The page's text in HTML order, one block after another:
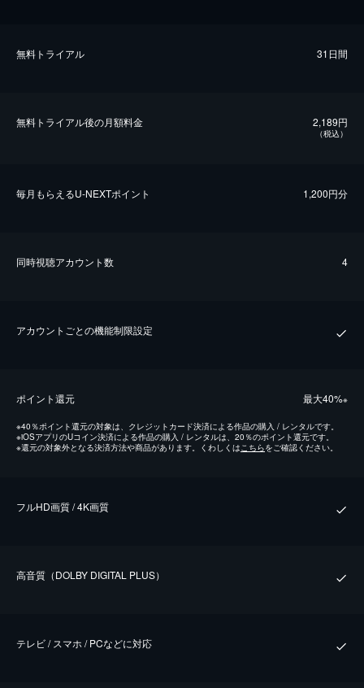
無料トライアル 31日間
無料トライアル後の⽉額料金 2,189円
（税込）
毎⽉もらえるU-NEXTポイント 1,200円分
同時視聴アカウント数 4
アカウントごとの機能制限設定
ポイント還元 最⼤40%※
※40％ポイント還元の対象は、クレジットカード決済による作品の購入 / レンタルです。
※iOSアプリのUコイン決済による作品の購入 / レンタルは、20％のポイント還元です。
※還元の対象外となる決済方法や商品があります。くわしくはこちらをご確認ください。
フルHD画質 / 4K画質
⾼⾳質（DOLBY DIGITAL PLUS）
テレビ / スマホ / PCなどに対応